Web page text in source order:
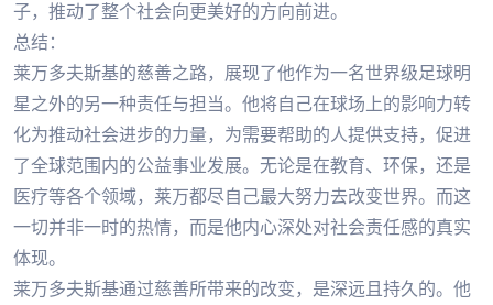
子，推动了整个社会向更美好的方向前进。
总结：
莱万多夫斯基的慈善之路，展现了他作为一名世界级足球明
星之外的另一种责任与担当。他将自己在球场上的影响力转
化为推动社会进步的力量，为需要帮助的人提供支持，促进
了全球范围内的公益事业发展。无论是在教育、环保，还是
医疗等各个领域，莱万都尽自己最大努力去改变世界。而这
一切并非一时的热情，而是他内心深处对社会责任感的真实
体现。
莱万多夫斯基通过慈善所带来的改变，是深远且持久的。他